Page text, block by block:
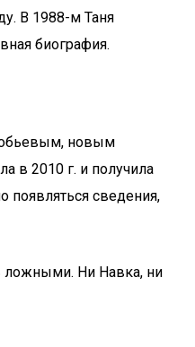
В 1988-м Таня
биография.
новым
в 2010 г. и получила
появляться сведения,
ложными. Ни Навка, ни